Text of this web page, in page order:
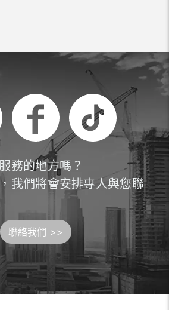
務的地方嗎？
我們將會安排專人與您聯
聯絡我們 >>